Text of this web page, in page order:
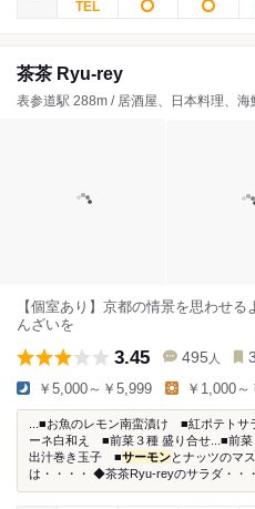
茶茶 Ryu-rey
表参道駅 288m / 居酒屋、日本料理、海
【個室あり】京都の情景を思わせ
んざいを
3.45 495 人
￥5,000～￥5,999 ￥1,000
...■お魚のレモン南蛮漬け ■紅ポテト
ーネ白和え ■前菜３種 盛り合せ...■前
出汁巻き玉子 ■サーモンとナッツのマ
は・・・・ ◆茶茶Ryu-reyのサラダ・・